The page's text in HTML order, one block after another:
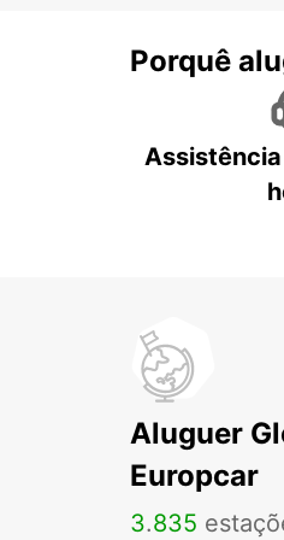
Porquê
Aluguer
Europcar
3.835